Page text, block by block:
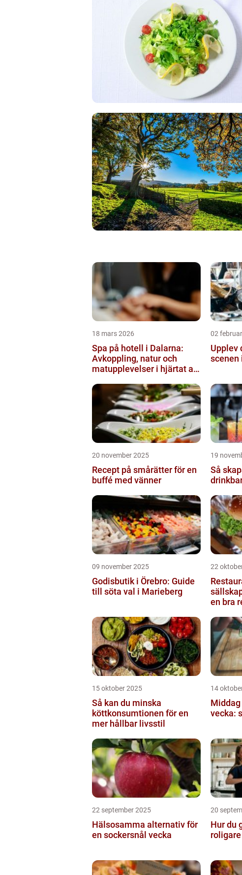
18 mars 2026
Spa på hotell i Dalarna:
Avkoppling, natur och
matupplevelser i hjärtat av
02
Upplev
scenen
20 november 2025
Recept på smårätter för en
buffé med vänner
19
Så
09 november 2025
Godisbutik i Örebro: Guide
till söta val i Marieberg
22
en bra
15 oktober 2025
Så kan du minska
köttkonsumtionen för en
mer hållbar livsstil
14
vecka:
22 september 2025
Hälsosamma alternativ för
en sockersnål vecka
20
Hur du